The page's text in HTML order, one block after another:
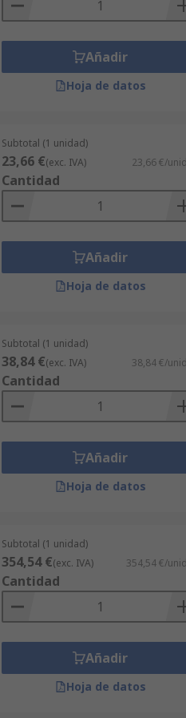
Añadir
Hoja de datos
Subtotal (1 unidad)
23,66 €(exc. IVA) 23,66 €/
Cantidad
Añadir
Hoja de datos
Subtotal (1 unidad)
38,84 €(exc. IVA) 38,84 €/
Cantidad
Añadir
Hoja de datos
Subtotal (1 unidad)
354,54 €(exc. IVA) 354,54 €/
Cantidad
Añadir
Hoja de datos